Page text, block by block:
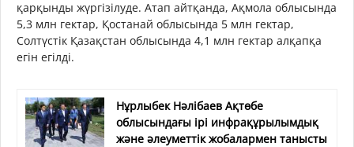
қарқынды жүргізілуде. Атап айтқанда, Ақмола облысында
5,3 млн гектар, Қостанай облысында 5 млн гектар,
Солтүстік Қазақстан облысында 4,1 млн гектар алқапқа
егін егілді.
Нұрлыбек Нәлібаев Ақтөбе
облысындағы ірі инфрақұрылымдық
және әлеуметтік жобалармен танысты